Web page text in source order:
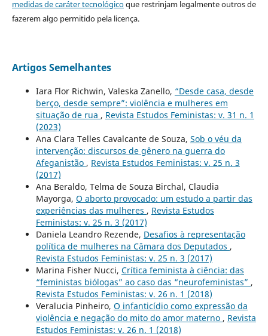
medidas de caráter tecnológicoque restrinjam legalmente outros de
fazerem algo permitido pela licença.
Artigos Semelhantes
Iara Flor Richwin, Valeska Zanello, “Desde casa, desde
berço, desde sempre”: violência e mulheres em
situação de rua , Revista Estudos Feministas: v. 31 n. 1
(2023)
Ana Clara Telles Cavalcante de Souza, Sob o véu da
intervenção: discursos de gênero na guerra do
Afeganistão , Revista Estudos Feministas: v. 25 n. 3
(2017)
Ana Beraldo, Telma de Souza Birchal, Claudia
Mayorga, O aborto provocado: um estudo a partir das
experiências das mulheres , Revista Estudos
Feministas: v. 25 n. 3 (2017)
Daniela Leandro Rezende, Desafios à representação
política de mulheres na Câmara dos Deputados ,
Revista Estudos Feministas: v. 25 n. 3 (2017)
Marina Fisher Nucci, Crítica feminista à ciência: das
“feministas biólogas” ao caso das “neurofeministas” ,
Revista Estudos Feministas: v. 26 n. 1 (2018)
Veralucia Pinheiro, O infanticídio como expressão da
violência e negação do mito do amor materno , Revista
Estudos Feministas: v. 26 n. 1 (2018)